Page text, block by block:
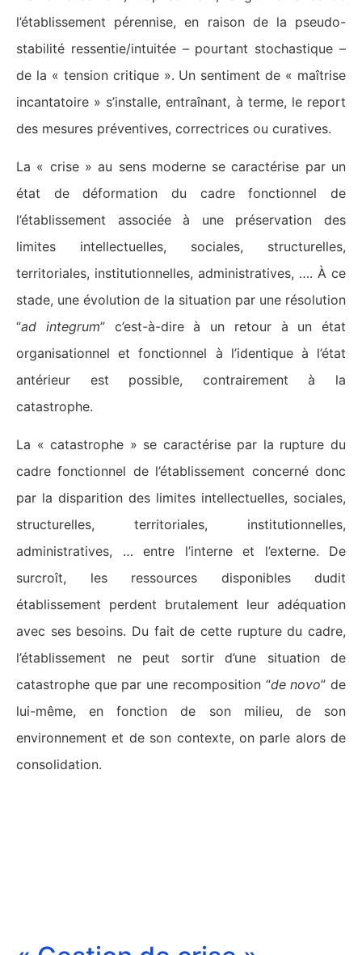
l’établissement pérennise, en raison de la pseudo-
stabilité ressentie/intuitée – pourtant stochastique –
de la « tension critique ». Un sentiment de « maîtrise
incantatoire » s’installe, entraînant, à terme, le report
des mesures préventives, correctrices ou curatives.
La « crise » au sens moderne se caractérise par un
état de déformation du cadre fonctionnel de
l’établissement associée à une préservation des
limites intellectuelles, sociales, structurelles,
territoriales, institutionnelles, administratives, …. À ce
stade, une évolution de la situation par une résolution
“ad integrum” c’est-à-dire à un retour à un état
organisationnel et fonctionnel à l’identique à l’état
antérieur est possible, contrairement à la
catastrophe.
La « catastrophe » se caractérise par la rupture du
cadre fonctionnel de l’établissement concerné donc
par la disparition des limites intellectuelles, sociales,
structurelles, territoriales, institutionnelles,
administratives, … entre l’interne et l’externe. De
surcroît, les ressources disponibles dudit
établissement perdent brutalement leur adéquation
avec ses besoins. Du fait de cette rupture du cadre,
l’établissement ne peut sortir d’une situation de
catastrophe que par une recomposition “de novo” de
lui-même, en fonction de son milieu, de son
environnement et de son contexte, on parle alors de
consolidation.